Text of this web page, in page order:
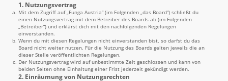
1. Nutzungsvertrag
Mit dem Zugriff auf „Funga Austria“ (im Folgenden „das Board“) schließt du
einen Nutzungsvertrag mit dem Betreiber des Boards ab (im Folgenden
„Betreiber“) und erklärst dich mit den nachfolgenden Regelungen
einverstanden.
Wenn du mit diesen Regelungen nicht einverstanden bist, so darfst du das
Board nicht weiter nutzen. Für die Nutzung des Boards gelten jeweils die an
dieser Stelle veröffentlichten Regelungen.
Der Nutzungsvertrag wird auf unbestimmte Zeit geschlossen und kann von
beiden Seiten ohne Einhaltung einer Frist jederzeit gekündigt werden.
2. Einräumung von Nutzungsrechten